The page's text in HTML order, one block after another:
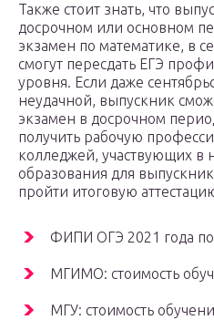
Также стоит знать, что
досрочном или основном
экзамен по математике, в
смогут пересдать ЕГЭ
уровня. Если даже
неудачной, выпускник
экзамен в досрочном
получить рабочую
колледжей, участвующих в
образования для
пройти итоговую
ФИПИ ОГЭ 2021 года по
МГИМО: стоимость
МГУ: стоимость